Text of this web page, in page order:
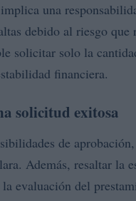
una
debido al riesgo
solicitar solo la
financiera.
solicitud exitosa
de
Además, resaltar la
evaluación del